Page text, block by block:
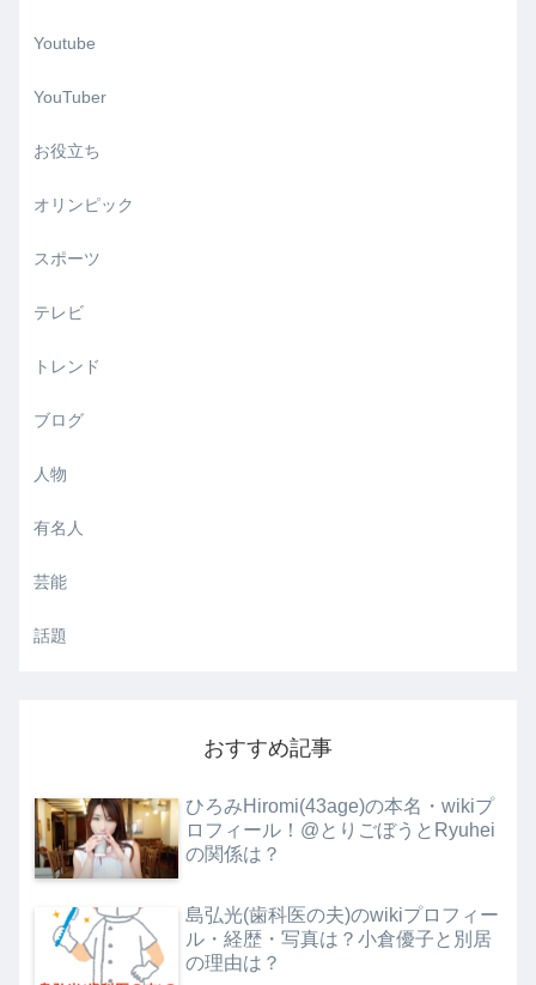
Youtube
YouTuber
お役立ち
オリンピック
スポーツ
テレビ
トレンド
ブログ
人物
有名人
芸能
話題
おすすめ記事
ひろみHiromi(43age)の本名・wikiプ
ロフィール！@とりごぼうとRyuhei
の関係は？
島弘光(歯科医の夫)のwikiプロフィー
ル・経歴・写真は？小倉優子と別居
の理由は？